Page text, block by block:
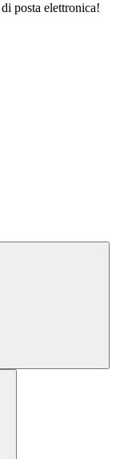
posta elettronica!